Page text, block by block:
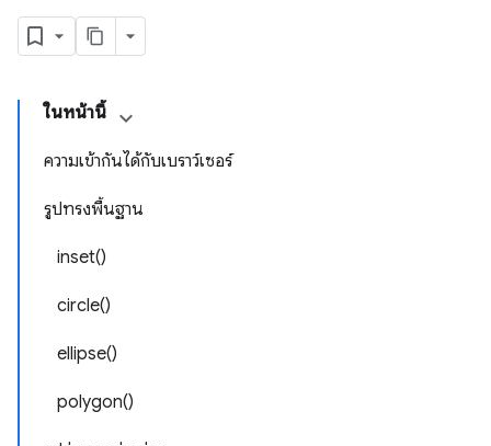
ในหน้านี้
ความเข้ากันได้กับเบราว์เซอร์
รูปทรงพื้นฐาน
inset()
circle()
ellipse()
polygon()